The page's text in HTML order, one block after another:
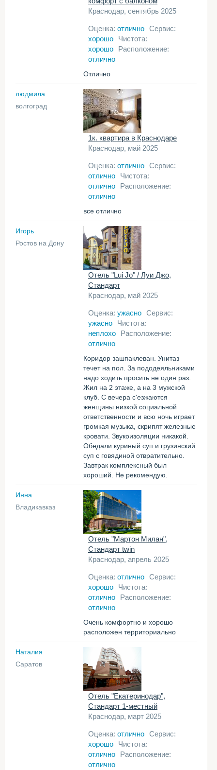
Краснодар, сентябрь 2025
Оценка: отлично Сервис:
хорошо
Чистота:
хорошо
Расположение:
отлично
Отлично
людмила
волгоград
1к. квартира в Краснодаре
Краснодар, май 2025
Оценка: отлично Сервис:
отлично
Чистота:
отлично
Расположение:
отлично
все отлично
Игорь
Ростов на Дону
Отель "Lui Jo" / Луи Джо,
Стандарт
Краснодар, май 2025
Оценка: ужасно Сервис:
ужасно
Чистота:
неплохо
Расположение:
отлично
Коридор зашпаклеван. Унитаз
течет на пол. За пододеяльниками
надо ходить просить не один раз.
Жил на 2 этаже, а на 3 мужской
клуб. С вечера с'езжаются
женщины низкой социальной
ответственности и всю ночь играет
громкая музыка, скрипят железные
кровати. Звукоизоляции никакой.
Обедали куриный суп и грузинский
суп с говядиной отвратительно.
Завтрак комплексный был
хороший. Не рекомендую.
Инна
Владикавказ
Отель "Мартон Милан",
Стандарт twin
Краснодар, апрель 2025
Оценка: отлично Сервис:
хорошо
Чистота:
отлично
Расположение:
отлично
Очень комфортно и хорошо
расположен территориально
Наталия
Саратов
Отель "Екатеринодар",
Стандарт 1-местный
Краснодар, март 2025
Оценка: отлично Сервис:
хорошо
Чистота:
отлично
Расположение:
отлично